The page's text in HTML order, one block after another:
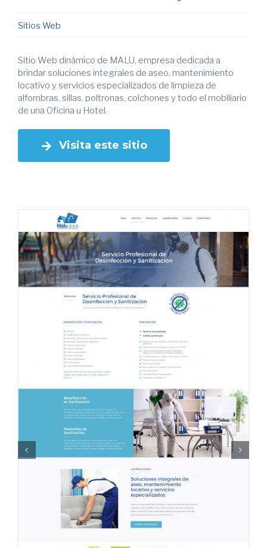
Sitios Web
Sitio Web dinámico de MALU, empresa dedicada a
brindar soluciones integrales de aseo, mantenimiento
locativo y servicios especializados de limpieza de
alfombras, sillas, poltronas, colchones y todo el mobiliario
de una Oficina u Hotel.
Visita este sitio